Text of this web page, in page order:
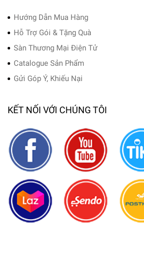
Hướng Dẫn Mua Hàng
Hỗ Trợ Gói & Tặng Quà
Sàn Thương Mại Điện Tử
Catalogue Sản Phẩm
Gửi Góp Ý, Khiếu Nại
KẾT NỐI VỚI CHÚNG TÔI